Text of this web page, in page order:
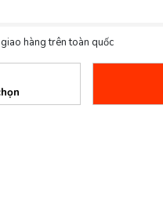
hàng trên toàn quốc